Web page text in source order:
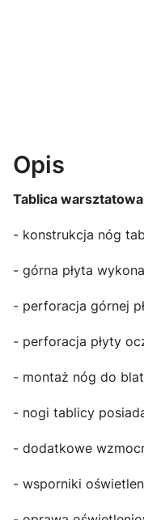
Opis
Tablica
- konstrukcja nóg
- górna płyta
- perforacja górnej
- perforacja płyty
- montaż nóg do
- nogi tablicy
- dodatkowe
- wsporniki